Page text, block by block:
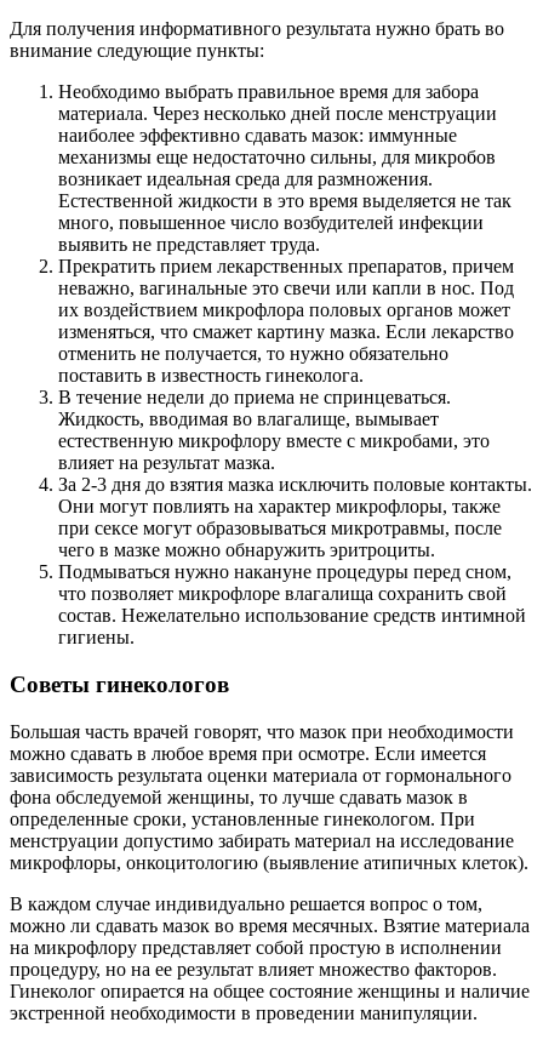
Для получения информативного результата нужно брать во
внимание следующие пункты:
Необходимо выбрать правильное время для забора
материала. Через несколько дней после менструации
наиболее эффективно сдавать мазок: иммунные
механизмы еще недостаточно сильны, для микробов
возникает идеальная среда для размножения.
Естественной жидкости в это время выделяется не так
много, повышенное число возбудителей инфекции
выявить не представляет труда.
Прекратить прием лекарственных препаратов, причем
неважно, вагинальные это свечи или капли в нос. Под
их воздействием микрофлора половых органов может
изменяться, что смажет картину мазка. Если лекарство
отменить не получается, то нужно обязательно
поставить в известность гинеколога.
В течение недели до приема не спринцеваться.
Жидкость, вводимая во влагалище, вымывает
естественную микрофлору вместе с микробами, это
влияет на результат мазка.
За 2-3 дня до взятия мазка исключить половые контакты.
Они могут повлиять на характер микрофлоры, также
при сексе могут образовываться микротравмы, после
чего в мазке можно обнаружить эритроциты.
Подмываться нужно накануне процедуры перед сном,
что позволяет микрофлоре влагалища сохранить свой
состав. Нежелательно использование средств интимной
гигиены.
Советы гинекологов
Большая часть врачей говорят, что мазок при необходимости
можно сдавать в любое время при осмотре. Если имеется
зависимость результата оценки материала от гормонального
фона обследуемой женщины, то лучше сдавать мазок в
определенные сроки, установленные гинекологом. При
менструации допустимо забирать материал на исследование
микрофлоры, онкоцитологию (выявление атипичных клеток).
В каждом случае индивидуально решается вопрос о том,
можно ли сдавать мазок во время месячных. Взятие материала
на микрофлору представляет собой простую в исполнении
процедуру, но на ее результат влияет множество факторов.
Гинеколог опирается на общее состояние женщины и наличие
экстренной необходимости в проведении манипуляции.